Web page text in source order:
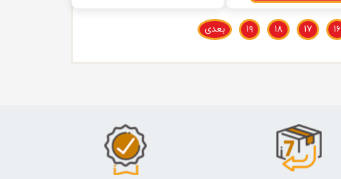
۱۶ ۱۷ ۱۸ ۱۹ بعدی